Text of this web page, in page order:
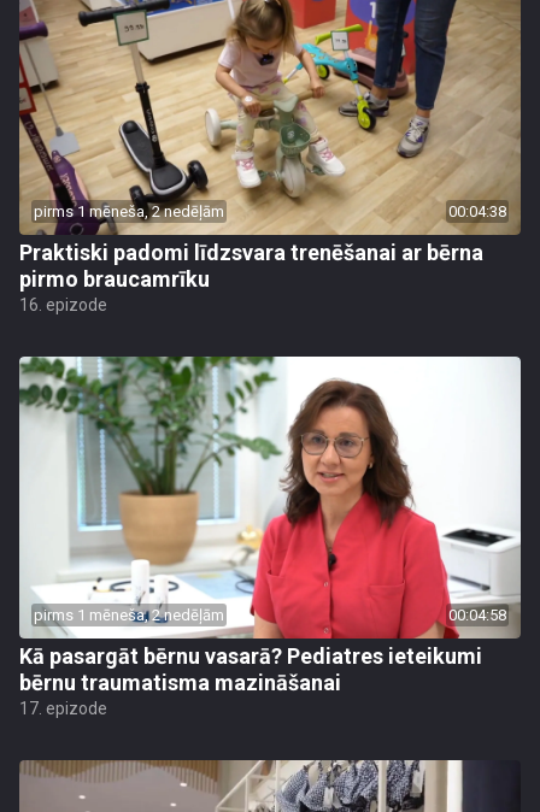
pirms 1 mēneša, 2 nedēļām 00:04:38
Praktiski padomi līdzsvara trenēšanai ar bērna
pirmo braucamrīku
16. epizode
pirms 1 mēneša, 2 nedēļām 00:04:58
Kā pasargāt bērnu vasarā? Pediatres ieteikumi
bērnu traumatisma mazināšanai
17. epizode